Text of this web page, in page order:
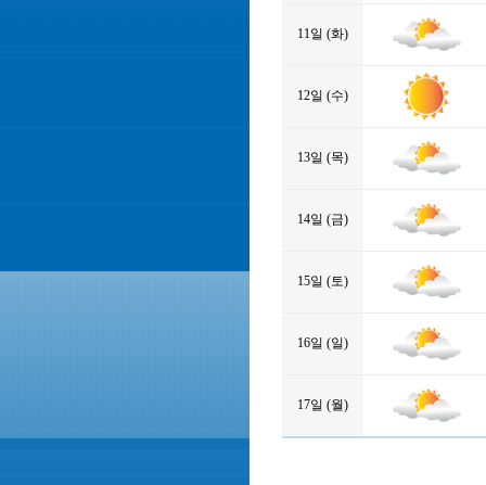
11일 (화)
12일 (수)
13일 (목)
14일 (금)
15일 (토)
16일 (일)
17일 (월)